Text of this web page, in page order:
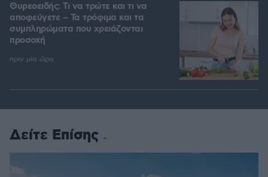
Θυρεοειδής: Τι να τρώτε και τι να
αποφεύγετε – Τα τρόφιμα και τα
συμπληρώματα που χρειάζονται
προσοχή
πριν μία ώρα
Δείτε Επίσης